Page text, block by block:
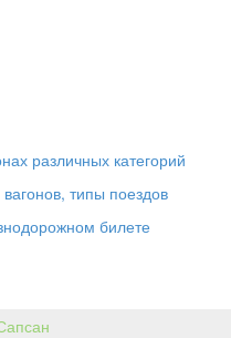
различных категорий
типы поездов
билете